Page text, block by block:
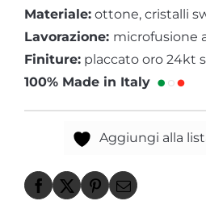
Materiale: ottone, cristalli
Lavorazione: microfusione
Finiture: placcato oro 24kt
100% Made in Italy
Aggiungi alla